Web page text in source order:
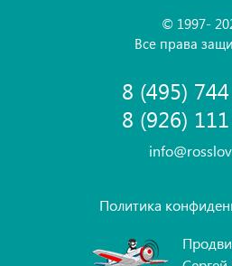
© 1997-
Все права
8 (495)
8 (926)
Политика